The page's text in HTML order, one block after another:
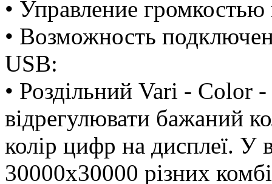
• Управление
• Возможность
USB:
• Роздільний Vari - Color
відрегулювати бажаний
колір цифр на дисплеї. У
30000x30000 різних